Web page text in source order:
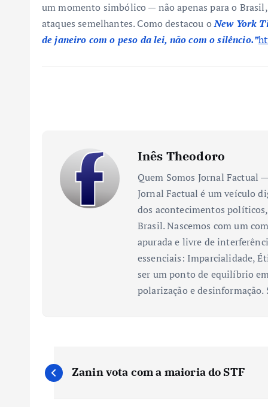
um momento simbólico — não apenas para o
ataques semelhantes. Como destacou oNew York
de janeiro com o peso da lei, não com o silêncio.”
Inês Theodoro
Quem Somos Jornal Factual
Jornal Factual é um veículo
dos acontecimentos
Brasil. Nascemos com um
apurada e livre de
essenciais: Imparcialidade,
ser um ponto de equilíbrio
polarização e
N
Zanin vota com a maioria do STF